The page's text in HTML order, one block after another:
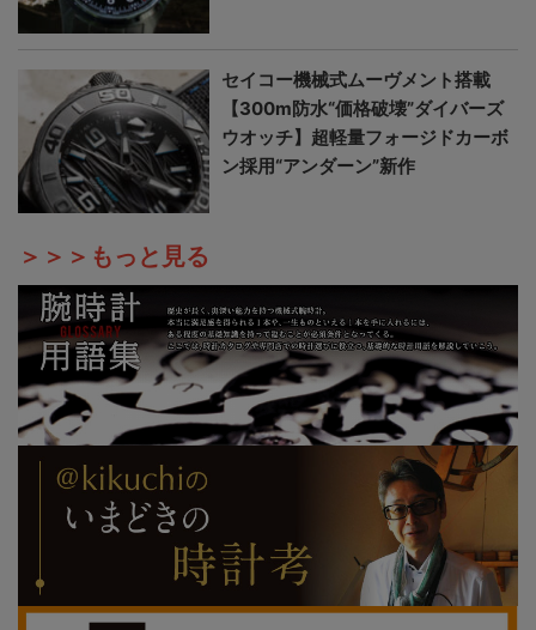
セイコー機械式ムーヴメント搭載
【300m防水“価格破壊”ダイバーズ
ウオッチ】超軽量フォージドカーボ
ン採用“アンダーン”新作
＞＞＞もっと見る